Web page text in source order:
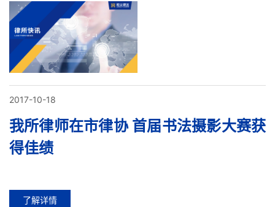
2017-10-18
我所律师在市律协 首届书法摄影大赛获
得佳绩
了解详情